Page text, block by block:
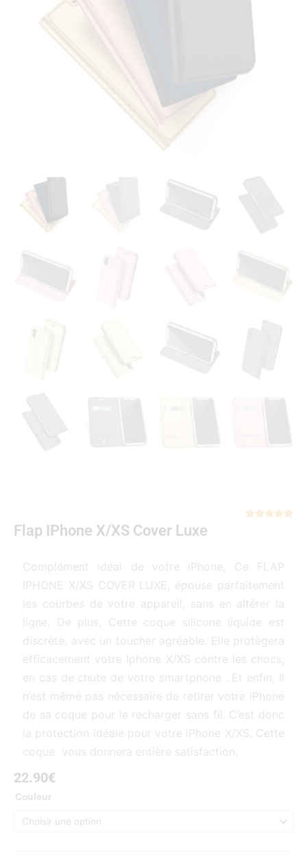

Flap IPhone X/XS Cover Luxe
Complément idéal de votre iPhone, Ce FLAP
IPHONE X/XS COVER LUXE, épouse parfaitement
les courbes de votre appareil, sans en altérer la
ligne. De plus, Cette coque silicone liquide est
discrète, avec un toucher agréable. Elle protègera
efficacement votre Iphone X/XS contre les chocs,
en cas de chute de votre smartphone . Et enfin, Il
n’est même pas nécessaire de retirer votre iPhone
de sa coque pour le recharger sans fil. C’est donc
la protection idéale pour votre iPhone X/XS. Cette
coque vous donnera entière satisfaction.
22.90€
Couleur
quantité
Flap